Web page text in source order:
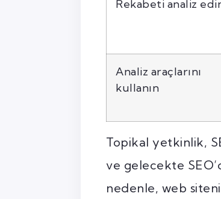
Rekabeti analiz
Analiz araçlarını
kullanın
Topikal yetkinlik,
ve gelecekte
nedenle, web